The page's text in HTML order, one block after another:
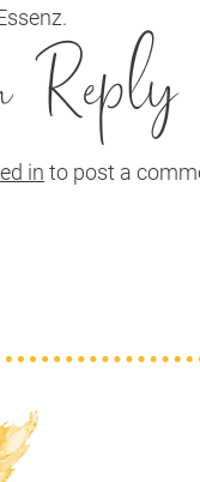
Reply
in to post a